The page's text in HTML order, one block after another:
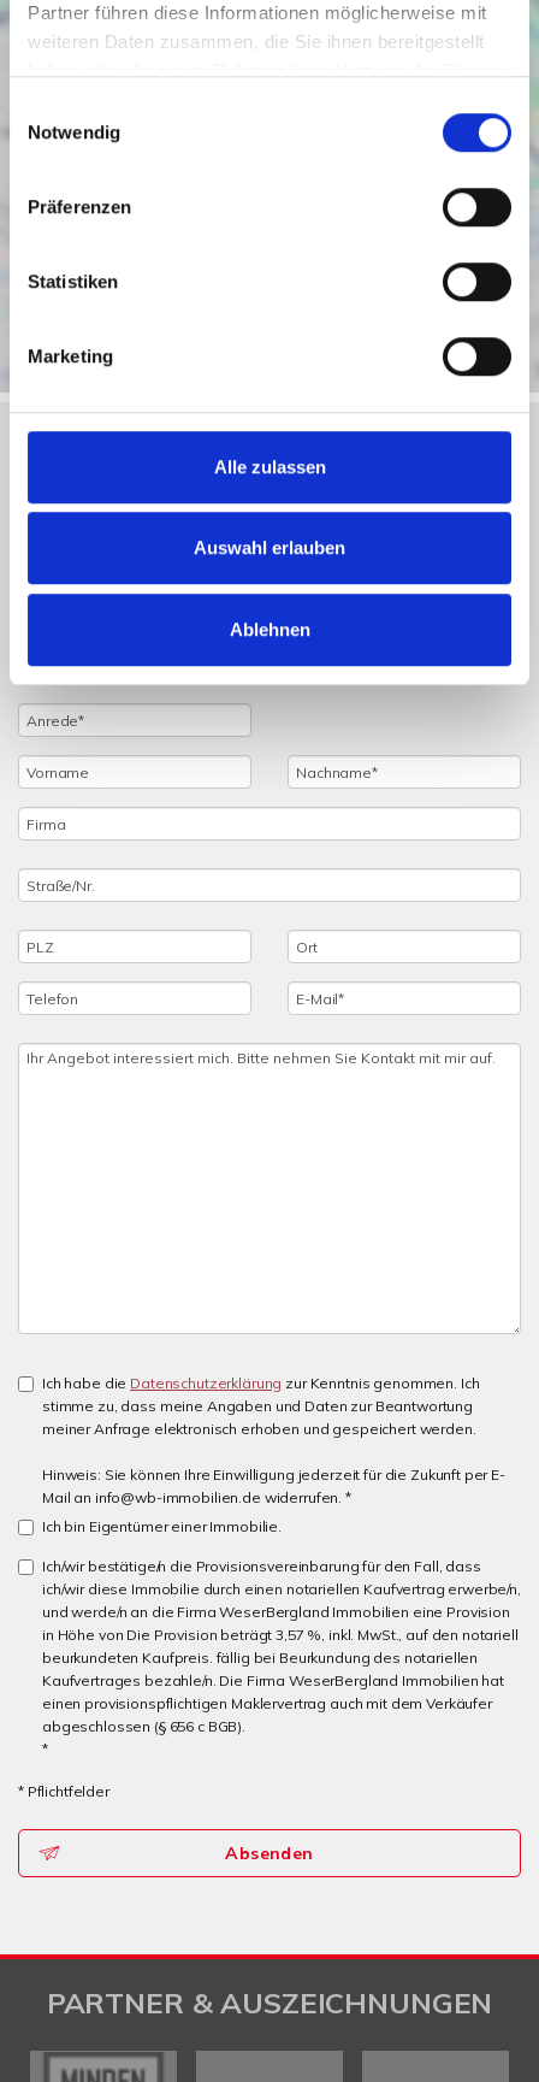
Partner führen diese Informationen möglicherweise mit
weiteren Daten zusammen, die Sie ihnen bereitgestellt
Notwendig
Präferenzen
Statistiken
Marketing
Alle zulassen
Auswahl erlauben
Ablehnen
Objektanfrage
einen Besichtigungstermin vereinbaren, dann füllen Sie
einfach das untenstehende Formular vollständig aus und
wir setzen uns schnellstmöglich mit Ihnen in Verbindung.
Ich habe die Datenschutzerklärung zur Kenntnis genommen. Ich
stimme zu, dass meine Angaben und Daten zur Beantwortung
meiner Anfrage elektronisch erhoben und gespeichert werden.
Hinweis: Sie können Ihre Einwilligung jederzeit für die Zukunft per E-
Mail an info@wb-immobilien.de widerrufen. *
Ich bin Eigentümer einer Immobilie.
Ich/wir bestätige/n die Provisionsvereinbarung für den Fall, dass
ich/wir diese Immobilie durch einen notariellen Kaufvertrag erwerbe/n,
und werde/n an die Firma WeserBergland Immobilien eine Provision
in Höhe von Die Provision beträgt 3,57 %, inkl. MwSt., auf den notariell
beurkundeten Kaufpreis. fällig bei Beurkundung des notariellen
Kaufvertrages bezahle/n. Die Firma WeserBergland Immobilien hat
einen provisionspflichtigen Maklervertrag auch mit dem Verkäufer
abgeschlossen (§ 656 c BGB).
*
* Pflichtfelder
Absenden
PARTNER & AUSZEICHNUNGEN